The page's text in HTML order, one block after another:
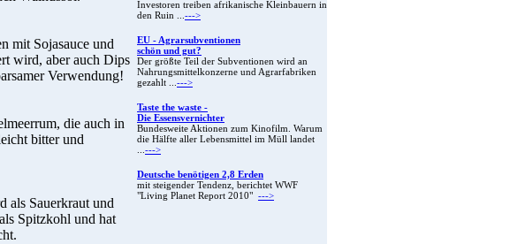
mit Sojasauce und
wird, aber auch Dips
Verwendung!
die auch in
bitter und
als Sauerkraut und
Spitzkohl und hat
Investoren treiben afrikanische Kleinbauern in
den Ruin ...--->
EU - Agrarsubventionen
schön und gut?
Der größte Teil der Subventionen wird an
Nahrungsmittelkonzerne und Agrarfabriken
gezahlt ...--->
Taste the waste -
Die Essensvernichter
Bundesweite Aktionen zum Kinofilm. Warum
die Hälfte aller Lebensmittel im Müll landet
...--->
Deutsche benötigen 2,8 Erden
mit steigender Tendenz, berichtet WWF
"Living Planet Report 2010" --->